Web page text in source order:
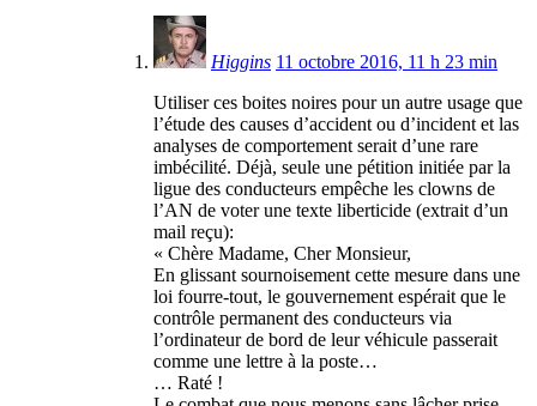
Higgins 11 octobre 2016, 11 h 23 min
Utiliser ces boites noires pour un autre usage que
l’étude des causes d’accident ou d’incident et las
analyses de comportement serait d’une rare
imbécilité. Déjà, seule une pétition initiée par la
ligue des conducteurs empêche les clowns de
l’AN de voter une texte liberticide (extrait d’un
mail reçu):
« Chère Madame, Cher Monsieur,
En glissant sournoisement cette mesure dans une
loi fourre-tout, le gouvernement espérait que le
contrôle permanent des conducteurs via
l’ordinateur de bord de leur véhicule passerait
comme une lettre à la poste…
… Raté !